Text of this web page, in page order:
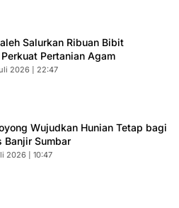
Salurkan Ribuan Bibit
Pertanian Agam
2026 | 22:47
Wujudkan Hunian Tetap bagi
Banjir Sumbar
2026 | 10:47